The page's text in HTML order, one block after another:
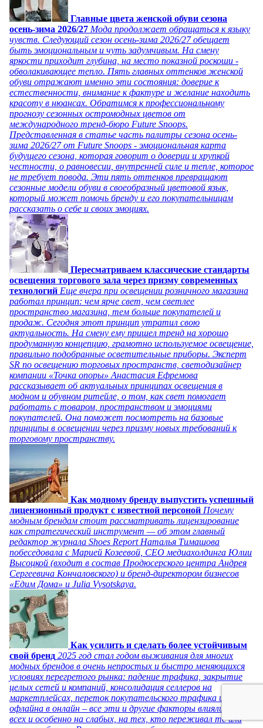
Главные цвета женской обуви сезона
осень-зима 2026/27 Мода продолжает обращаться к языку
чувств. Следующий сезон осень-зима 2026/27 обещает
быть эмоциональным и чуть задумчивым. На смену
яркости приходит глубина, на место показной роскоши -
обволакивающее тепло. Пять главных оттенков женской
обуви отражают именно эти состояния: доверие к
естественности, внимание к фактуре и желание находить
красоту в нюансах. Обратимся к профессиональному
прогнозу сезонных остромодных цветов от
международного тренд-бюро Future Snoops.
Представленная в статье часть палитры сезона осень-
зима 2026/27 от Future Snoops - эмоциональная карта
будущего сезона, которая говорит о доверии и хрупкой
честности, о равновесии, внутренней силе и тепле, которое
не требует повода. Эти пять оттенков превращают
сезонные модели обуви в своеобразный цветовой язык,
который может помочь бренду и его покупательницам
рассказать о себе и своих эмоциях.
Пересматриваем классические стандарты
освещения торгового зала через призму современных
технологий Еще вчера при освещении розничного магазина
работал принцип: чем ярче свет, чем светлее
пространство магазина, тем больше покупателей и
продаж. Сегодня этот принцип утратил свою
актуальность. На смену ему пришел тренд на хорошо
продуманную концепцию, грамотно используемое освещение,
правильно подобранные осветительные приборы. Эксперт
SR по освещению торговых пространств, светодизайнер
компании «Точка опоры» Анастасия Ефремова
рассказывает об актуальных принципах освещения в
модном и обувном ритейле, о том, как свет помогает
работать с товаром, пространством и эмоциями
покупателей. Она поможет посмотреть на базовые
принципы в освещении через призму новых требований к
торговому пространству.
Как модному бренду выпустить успешный
лицензионный продукт с известной персоной Почему
модным брендам стоит рассматривать лицензирование
как стратегический инструмент — об этом главный
редактор журнала Shoes Report Наталья Тимашова
побеседовала с Марией Козеевой, СЕО медиахолдинга Юлии
Высоцкой (входит в состав Продюсерского центра Андрея
Сергеевича Кончаловского) и бренд-директором бизнесов
«Едим Дома» и Julia Vysotskaya.
Как усилить и сделать более устойчивым
свой бренд 2025 год стал годом выживания для многих
модных брендов в очень непростых и быстро меняющихся
условиях перегретого рынка: падение трафика, закрытие
целых сетей и компаний, консолидация селлеров на
маркетплейсах, переток покупательского трафика из
офлайна в онлайн – все эти и другие факторы влияли на
всех и особенно на слабых, на тех, кто переживал те или